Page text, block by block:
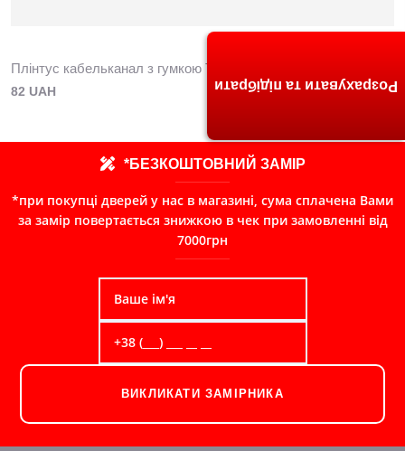
Плінтус кабельканал з гумкою ТИС 2,5м (дуб африканський)
82 UAH
*БЕЗКОШТОВНИЙ ЗАМІР
*при покупці дверей у нас в магазині, сума сплачена Вами
за замір повертається знижкою в чек при замовленні від
7000грн
ВИКЛИКАТИ ЗАМІРНИКА
Розрахувати та підібрати